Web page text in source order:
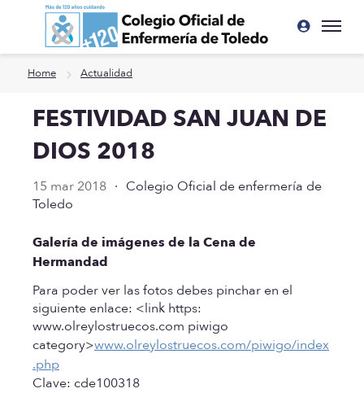
Ir a contenido principal
Home Actualidad
FESTIVIDAD SAN JUAN DE
DIOS 2018
15 mar 2018 · Colegio Oficial de enfermería de
Toledo
Galería de imágenes de la Cena de
Hermandad
Para poder ver las fotos debes pinchar en el
siguiente enlace: <link https:
www.olreylostruecos.com piwigo
category>www.olreylostruecos.com/piwigo/index
.php
Clave: cde100318